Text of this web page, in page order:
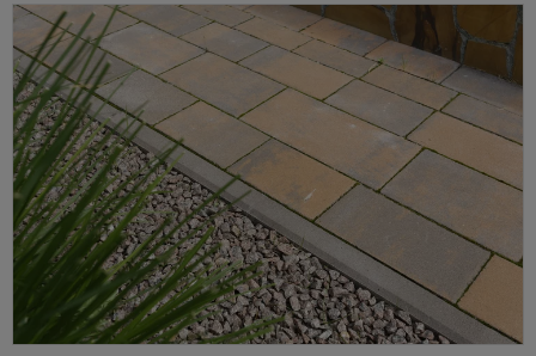
Krawężniki
Krawężniki drogowe i chodnikowe, które trzymają linię nawierzchni —
kostka się nie rozjeżdża.
ZOBACZ OFERTĘ ➔